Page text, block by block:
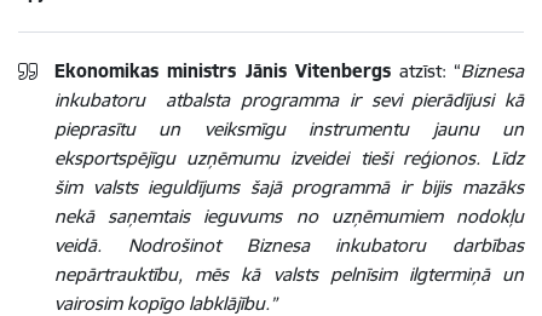
Ekonomikas ministrs Jānis Vitenbergs atzīst: “Biznesa
inkubatoru atbalsta programma ir sevi pierādījusi kā
pieprasītu un veiksmīgu instrumentu jaunu un
eksportspējīgu uzņēmumu izveidei tieši reģionos. Līdz
šim valsts ieguldījums šajā programmā ir bijis mazāks
nekā saņemtais ieguvums no uzņēmumiem nodokļu
veidā. Nodrošinot Biznesa inkubatoru darbības
nepārtrauktību, mēs kā valsts pelnīsim ilgtermiņā un
vairosim kopīgo labklājību.”